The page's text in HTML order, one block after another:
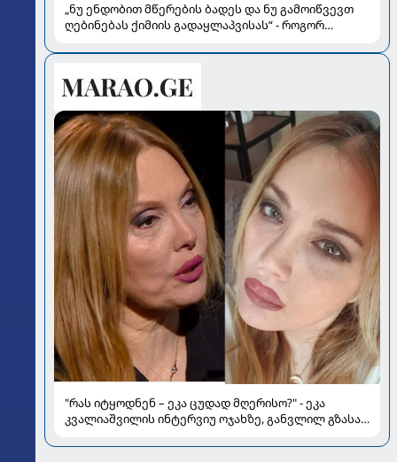
„ნუ ენდობით მწერების ბადეს და ნუ გამოიწვევთ
ღებინებას ქიმიის გადაყლაპვისას“ - როგორ
სალომე ახვლედიანის რჩევები
"რას იტყოდნენ – ეკა ცუდად მღერისო?" - ეკა
კვალიაშვილის ინტერვიუ ოჯახზე, განვლილ გზასა